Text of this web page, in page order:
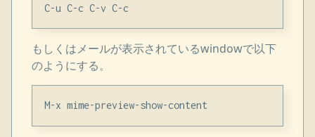
もしくはメールが表示されているwindowで以下
のようにする。